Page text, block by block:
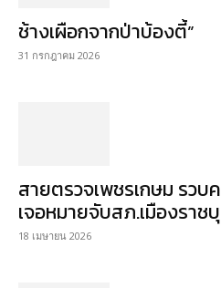
ช้างเผือกจากป่าบ้องตี้”
31 กรกฎาคม 2026
สายตรวจเพชรเกษม รว
เจอหมายจับสภ.เมืองราช
18 เมษายน 2026